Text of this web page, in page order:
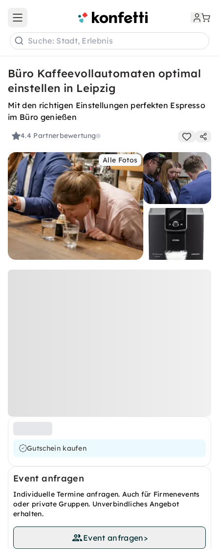
Open main menu
Suche: Stadt, Erlebnis
Büro Kaffeevollautomaten optimal
einstellen in Leipzig
Mit den richtigen Einstellungen perfekten Espresso
im Büro genießen
4.4 Partnerbewertung
Alle Fotos
Gutschein kaufen
Event anfragen
Individuelle Termine anfragen. Auch für Firmenevents
oder private Gruppen. Unverbindliches Angebot
erhalten.
Event anfragen>